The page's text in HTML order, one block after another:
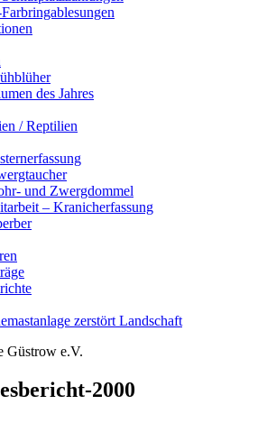
des Jahres
/ Reptilien
und Zwergdommel
– Kranicherfassung
zerstört Landschaft
2000